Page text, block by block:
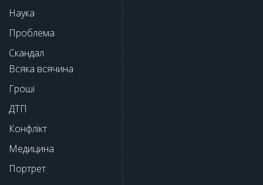
Наука
Проблема
Скандал
Всяка всячина
Гроші
ДТП
Конфлікт
Медицина
Портрет